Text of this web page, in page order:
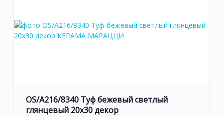
OS/A216/8340 Туф бежевый светлый
глянцевый 20x30 декор